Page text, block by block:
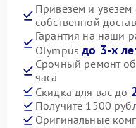
Привезем и увезем
собственной
Гарантия на наши
Olympusдо 3-х
Срочный ремонт
часа
Скидка для вас до
Получите 1500
Оригинальные